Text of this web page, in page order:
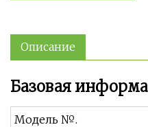
Описание
Базовая
Модель №.